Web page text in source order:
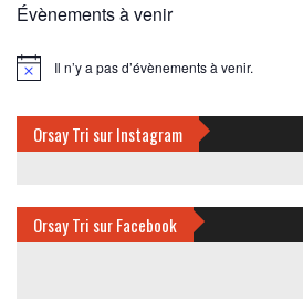
Évènements à venir
Notice Il n’y a pas d’évènements à venir.
Orsay Tri sur Instagram
Orsay Tri sur Facebook